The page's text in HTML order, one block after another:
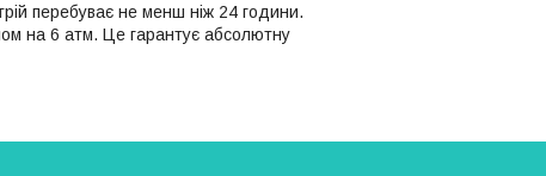
перебуває не менш ніж 24 години.
на 6 атм. Це гарантує абсолютну